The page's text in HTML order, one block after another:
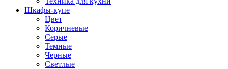
Шкафы-купе
Цвет
Коричневые
Серые
Темные
Черные
Светлые